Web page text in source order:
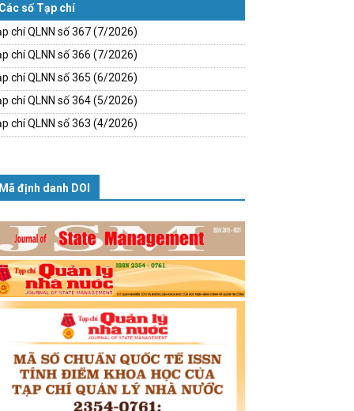
Các số Tạp chí
chí QLNN số 367 (7/2026)
chí QLNN số 366 (7/2026)
chí QLNN số 365 (6/2026)
chí QLNN số 364 (5/2026)
chí QLNN số 363 (4/2026)
Mã định danh DOI